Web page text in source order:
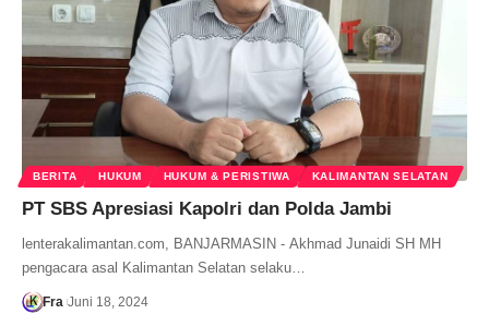
BERITA HUKUM HUKUM & PERISTIWA KALIMANTAN SELATAN
PT SBS Apresiasi Kapolri dan Polda Jambi
lenterakalimantan.com, BANJARMASIN - Akhmad Junaidi SH MH
pengacara asal Kalimantan Selatan selaku…
Fra Juni 18, 2024